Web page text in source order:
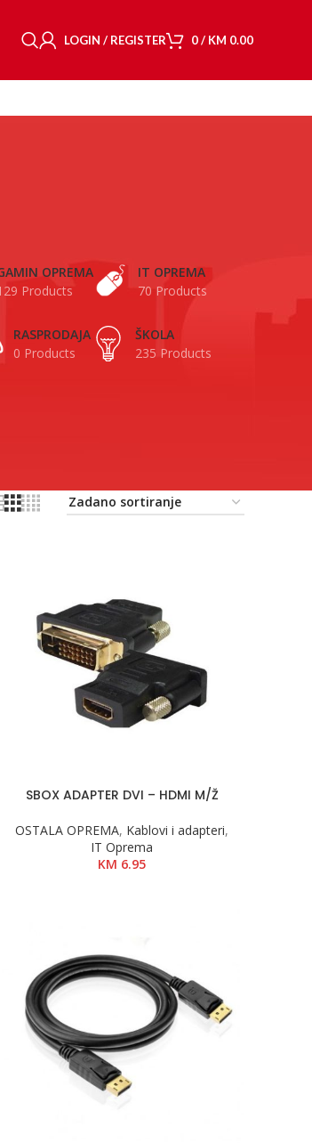
LOGIN / REGISTER 0/ KM 0.00
OPREMA
Products
IT OPREMA
70 Products
RASPRODAJA
0 Products
ŠKOLA
235 Products
SBOX ADAPTER DVI – HDMI M/Ž
OSTALA OPREMA, Kablovi i adapteri,
IT Oprema
KM 6.95